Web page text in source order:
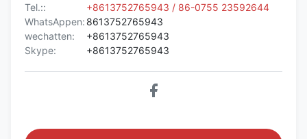
Tel.::
+8613752765943 / 86-0755 23592644
WhatsAppen: 8613752765943
wechatten:
+8613752765943
Skype:
+8613752765943